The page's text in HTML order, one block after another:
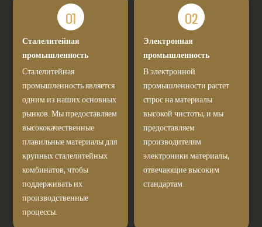
01
Сталелитейная
промышленность
Сталелитейная
промышленность является
одним из наших основных
рынков. Мы предоставляем
высококачественные
плавильные материалы для
крупных сталелитейных
комбинатов, чтобы
поддерживать их
производственные
процессы.
02
Электронная
промышленность
В электронной
промышленности растет
спрос на материалы
высокой чистоты, и мы
предоставляем
производителям
электроники материалы,
отвечающие высоким
стандартам.